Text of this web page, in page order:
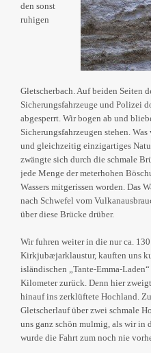
den sonst
ruhigen
Gletscherbach. Auf beiden Seiten
Sicherungsfahrzeuge und Polizei
abgesperrt. Wir bogen ab und
Sicherungsfahrzeugen stehen.
und gleichzeitig einzigartiges
zwängte sich durch die schmale
jede Menge der meterhohen
Wassers mitgerissen worden. Das
nach Schwefel vom
über diese Brücke drüber.
Wir fuhren weiter in die nur ca.
Kirkjubæjarklaustur, kauften uns
isländischen „Tante-Emma-
Kilometer zurück. Denn hier
hinauf ins zerklüftete Hochland.
Gletscherlauf über zwei schmale
uns ganz schön mulmig, als wir in
wurde die Fahrt zum noch nie